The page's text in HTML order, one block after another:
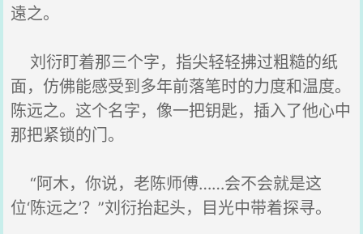
遠之。
刘衍盯着那三个字，指尖轻轻拂过粗糙的纸
面，仿佛能感受到多年前落笔时的力度和温度。
陈远之。这个名字，像一把钥匙，插入了他心中
那把紧锁的门。
“阿木，你说，老陈师傅……会不会就是这
位‘陈远之’？”刘衍抬起头，目光中带着探寻。